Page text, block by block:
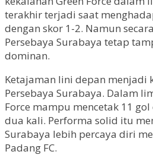
terakhir terjadi saat
dengan skor 1-2. Namun
Persebaya Surabaya tetap
dominan.
Ketajaman lini depan menjadi
Persebaya Surabaya. Dalam
Force mampu mencetak 11
dua kali. Performa solid itu
Surabaya lebih percaya diri
Padang FC.